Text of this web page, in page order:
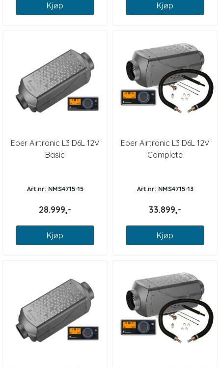
Kjøp Kjøp
Eber Airtronic L3 D6L 12V
Basic
Art.nr: NMS4715-15
28.999,-
Kjøp
Eber Airtronic L3 D6L 12V
Complete
Art.nr: NMS4715-13
33.899,-
Kjøp